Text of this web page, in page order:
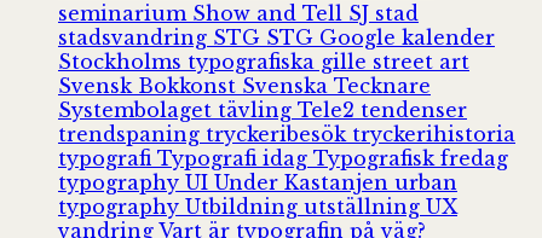
seminarium Show and Tell SJ stad
stadsvandring STG STG Google kalender
Stockholms typografiska gille street art
Svensk Bokkonst Svenska Tecknare
Systembolaget tävling Tele2 tendenser
trendspaning tryckeribesök tryckerihistoria
typografi Typografi idag Typografisk fredag
typography UI Under Kastanjen urban
typography Utbildning utställning UX
vandring Vart är typografin på väg?